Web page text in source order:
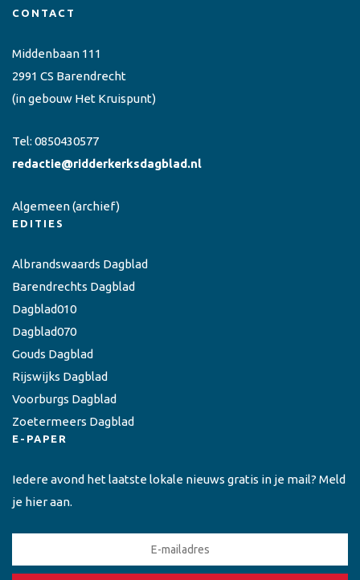
CONTACT
Middenbaan 111
2991 CS Barendrecht
(in gebouw Het Kruispunt)
Tel: 0850430577
redactie@ridderkerksdagblad.nl
Algemeen(archief)
EDITIES
Albrandswaards Dagblad
Barendrechts Dagblad
Dagblad010
Dagblad070
Gouds Dagblad
Rijswijks Dagblad
Voorburgs Dagblad
Zoetermeers Dagblad
E-PAPER
Iedere avond het laatste lokale nieuws gratis in je mail? Meld
je hier aan.